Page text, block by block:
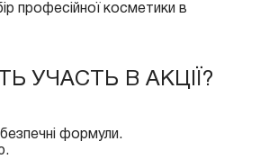
професійної косметики в
УЧАСТЬ В АКЦІЇ?
формули.